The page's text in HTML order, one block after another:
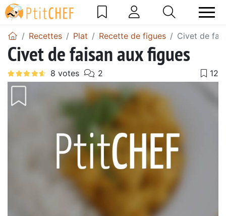
Recettes Plat Recette de figues Civet de
Civet de faisan aux figues